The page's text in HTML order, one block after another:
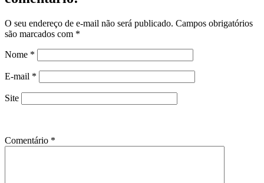
O seu endereço de e-mail não será publicado. Campos obrigatórios
são marcados com *
Nome *
E-mail *
Site
Comentário *